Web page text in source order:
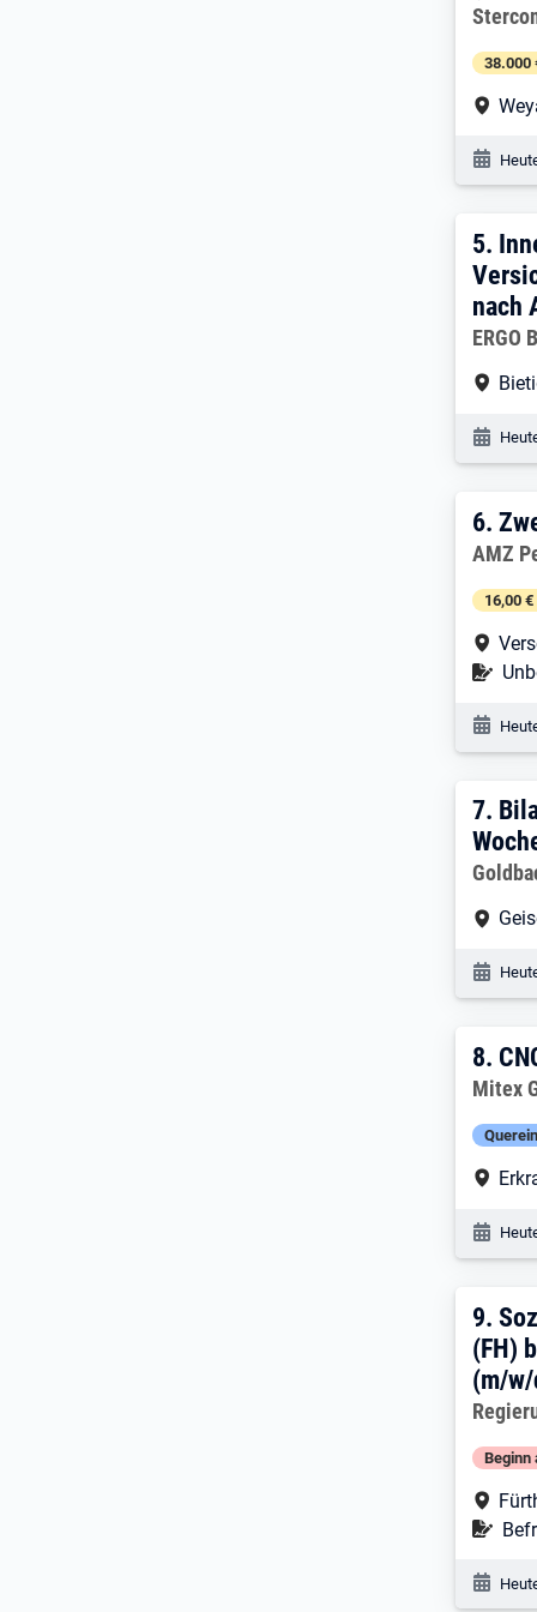
38.000
5.
5.
nach
ERGO
6.
6.
AMZ
16,00
7.
7.
8.
8.
Mitex
9.
9.
(FH)
(m/
Beginn